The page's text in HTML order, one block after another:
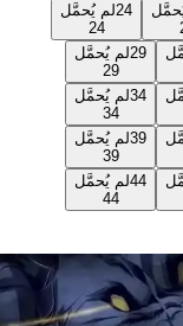
24لم يُحمَّل
24
29لم يُحمَّل
29
34لم يُحمَّل
34
39لم يُحمَّل
39
44لم يُحمَّل
44